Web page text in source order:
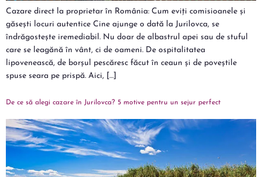
Cazare direct la proprietar în România: Cum eviți comisioanele și
găsești locuri autentice Cine ajunge o dată la Jurilovca, se
îndrăgostește iremediabil. Nu doar de albastrul apei sau de stuful
care se leagănă în vânt, ci de oameni. De ospitalitatea
lipovenească, de borșul pescăresc făcut în ceaun și de poveștile
spuse seara pe prispă. Aici, […]
De ce să alegi cazare în Jurilovca? 5 motive pentru un sejur perfect